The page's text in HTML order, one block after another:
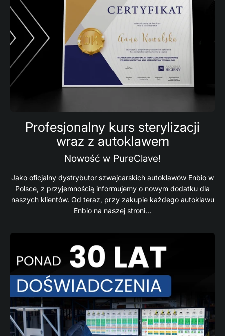
Profesjonalny kurs sterylizacji
wraz z autoklawem
Nowość w PureClave!
Jako oficjalny dystrybutor szwajcarskich autoklawów Enbio w
Polsce, z przyjemnością informujemy o nowym dodatku dla
naszych klientów. Od teraz, przy zakupie każdego autoklawu
Enbio na naszej stroni...